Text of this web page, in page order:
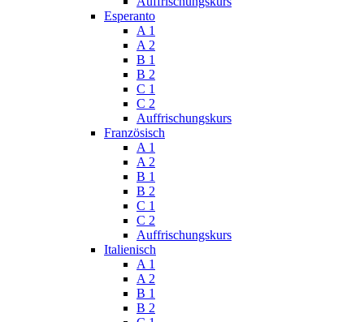
Esperanto
A 1
A 2
B 1
B 2
C 1
C 2
Auffrischungskurs
Französisch
A 1
A 2
B 1
B 2
C 1
C 2
Auffrischungskurs
Italienisch
A 1
A 2
B 1
B 2